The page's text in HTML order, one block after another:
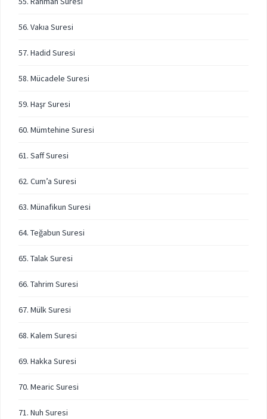
56. Vakıa Suresi
57. Hadid Suresi
58. Mücadele Suresi
59. Haşr Suresi
60. Mümtehine Suresi
61. Saff Suresi
62. Cum’a Suresi
63. Münafikun Suresi
64. Teğabun Suresi
65. Talak Suresi
66. Tahrim Suresi
67. Mülk Suresi
68. Kalem Suresi
69. Hakka Suresi
70. Mearic Suresi
71. Nuh Suresi